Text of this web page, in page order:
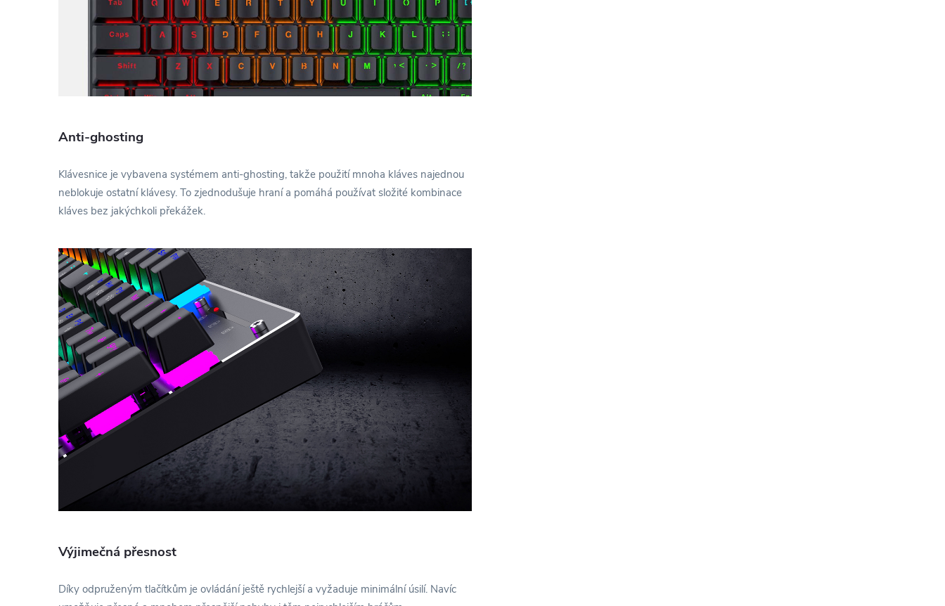
Anti-ghosting
Klávesnice je vybavena systémem anti-ghosting, takže použití mnoha kláves najednou
neblokuje ostatní klávesy. To zjednodušuje hraní a pomáhá používat složité kombinace
kláves bez jakýchkoli překážek.
Výjimečná přesnost
Díky odpruženým tlačítkům je ovládání ještě rychlejší a vyžaduje minimální úsilí. Navíc